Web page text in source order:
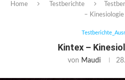
Home Testberichte
– Kinesiologie
Kintex –
von Maudi